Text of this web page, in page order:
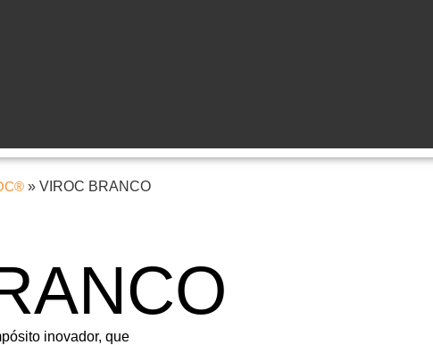
» VIROC BRANCO
inovador, que